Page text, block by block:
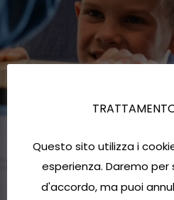
Questo sito utilizza i
esperienza. Daremo
d'accordo, ma puoi